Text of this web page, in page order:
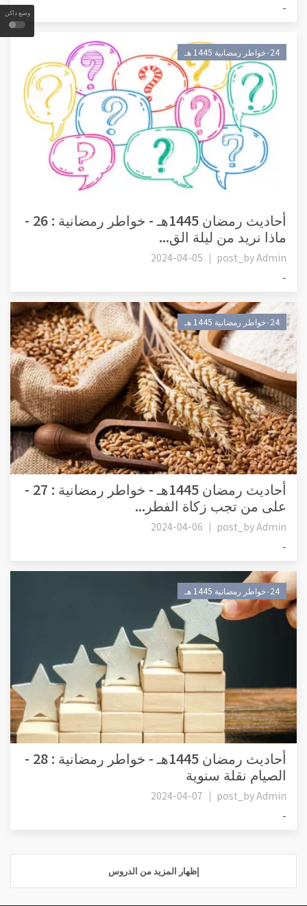
وضع داكن
-
٠24خواطر رمضانية 1445 هـ
أحاديث رمضان 1445هـ - خواطر رمضانية : 26 -
ماذا نريد من ليلة الق...
post_byAdmin
2024-04-05
-
٠24خواطر رمضانية 1445 هـ
أحاديث رمضان 1445هـ - خواطر رمضانية : 27 -
على من تجب زكاة الفطر...
post_byAdmin
2024-04-06
-
٠24خواطر رمضانية 1445 هـ
أحاديث رمضان 1445هـ - خواطر رمضانية : 28 -
الصيام نقلة سنوية
post_byAdmin
2024-04-07
-
إظهار المزيد من الدروس